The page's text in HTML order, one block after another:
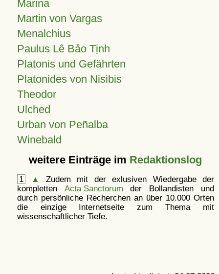
Marina
Martin von Vargas
Menalchius
Paulus Lê Bảo Tịnh
Platonis und Gefährten
Platonides von Nisibis
Theodor
Ulched
Urban von Peñalba
Winebald
weitere Einträge im Redaktionslog
1 ▲
Zudem mit der exlusiven Wiedergabe der
kompletten Acta Sanctorum der Bollandisten und
durch persönliche Recherchen an über 10.000 Orten
die einzige Internetseite zum Thema mit
wissenschaftlicher Tiefe.